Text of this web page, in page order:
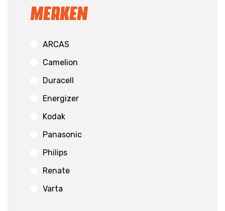
Merken
ARCAS
Camelion
Duracell
Energizer
Kodak
Panasonic
Philips
Renate
Varta